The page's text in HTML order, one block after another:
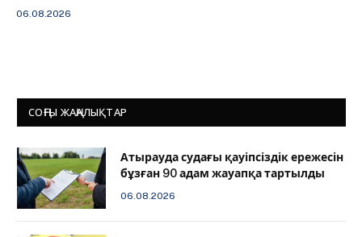
06.08.2026
СОҢҒЫ ЖАҢАЛЫҚТАР
Атырауда судағы қауіпсіздік ережесін
бұзған 90 адам жауапқа тартылды
06.08.2026